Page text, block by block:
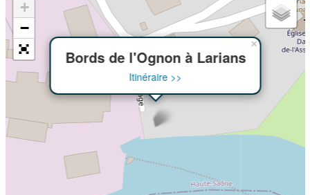
Bords de l'Ognon à Larians
Itinéraire >>
×
+
−